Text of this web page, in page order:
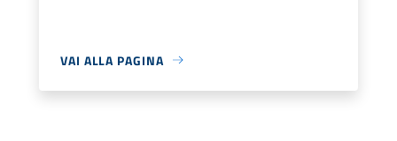
VAI ALLA PAGINA